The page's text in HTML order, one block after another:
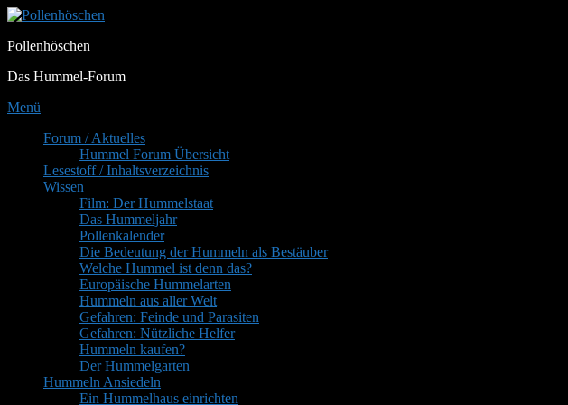
Zum
springen
Pollenhöschen
Das Hummel-Forum
Menü
PrimäresForum / Aktuelles
Hummel Forum Übersicht
Lesestoff / Inhaltsverzeichnis
Wissen
Film: Der Hummelstaat
Das Hummeljahr
Pollenkalender
Die Bedeutung der Hummeln als Bestäuber
Welche Hummel ist denn das?
Europäische Hummelarten
Hummeln aus aller Welt
Gefahren: Feinde und Parasiten
Gefahren: Nützliche Helfer
Hummeln kaufen?
Der Hummelgarten
Hummeln Ansiedeln
Ein Hummelhaus einrichten